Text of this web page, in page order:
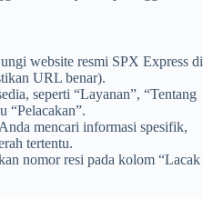
website resmi SPX Express di
URL benar).
seperti “Layanan”, “Tentang
“Pelacakan”.
mencari informasi spesifik,
tertentu.
nomor resi pada kolom “Lacak